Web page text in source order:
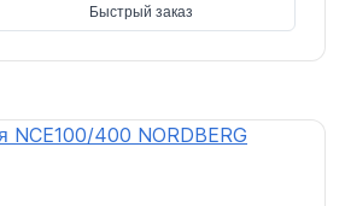
Быстрый заказ